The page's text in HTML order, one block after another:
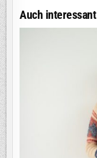
Auch interessant